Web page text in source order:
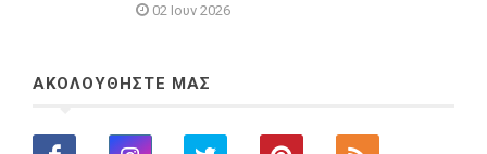
02 Ιουν 2026
ΑΚΟΛΟΥΘΗΣΤΕ ΜΑΣ